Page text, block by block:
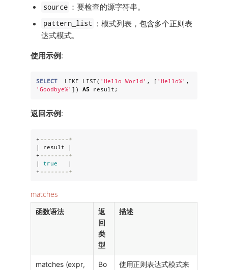
source ：要检查的源字符串。
pattern_list ：模式列表，包含多个正则表
达式模式。
使用示例 :
SELECT
  LIKE_LIST(
'Hello World ' , [ 'Hello%'
'Goodbye%' ]) AS result;
返回示例 :
+ --------+
| result |
+ --------+
| true
   |
+ --------+
matches
函数语法
返
回
类
型
描述
matches (expr,
Bo
使用正则表达式模式来